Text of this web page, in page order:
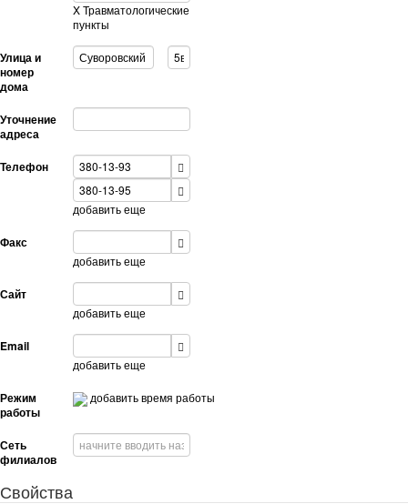
XТравматологические
пункты
Улица и
номер
дома
Уточнение
адреса
Телефон
добавить еще
Факс
добавить еще
Сайт
добавить еще
Email
добавить еще
Режим
работы
добавить время работы
Сеть
филиалов
Свойства